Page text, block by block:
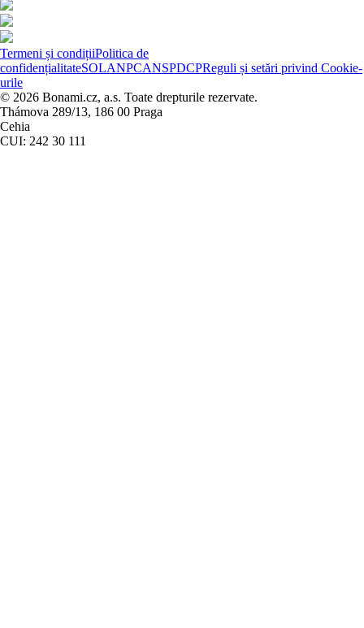
Termeni și condițiiPolitica de
confidențialitateSOLANPCANSPDCPReguli și setări privind Cookie-
urile
© 2026 Bonami.cz, a.s. Toate drepturile rezervate.
Thámova 289/13, 186 00 Praga
Cehia
CUI: 242 30 111